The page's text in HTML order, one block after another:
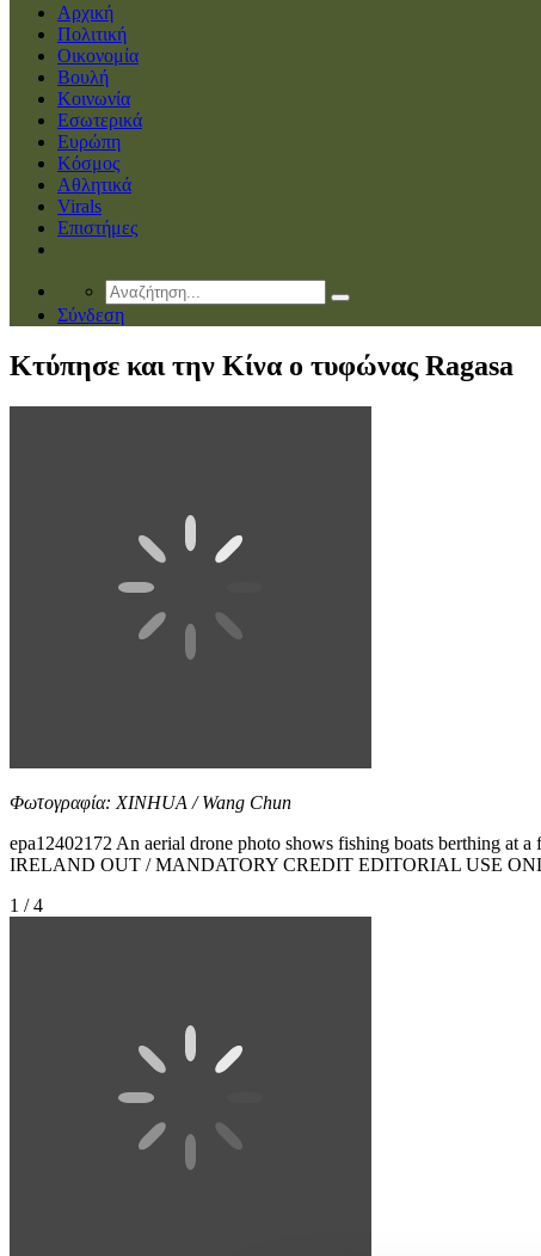
Αρχική
Πολιτική
Οικονομία
Βουλή
Κοινωνία
Εσωτερικά
Ευρώπη
Κόσμος
Αθλητικά
Virals
Επιστήμες
Σύνδεση
Κτύπησε και την Κίνα ο τυφώνας Ragasa
Φωτογραφία: XINHUA / Wang Chun
epa12402172 An aerial drone photo shows fishing boats berthing
IRELAND OUT / MANDATORY CREDIT EDITORIAL USE
1 / 4